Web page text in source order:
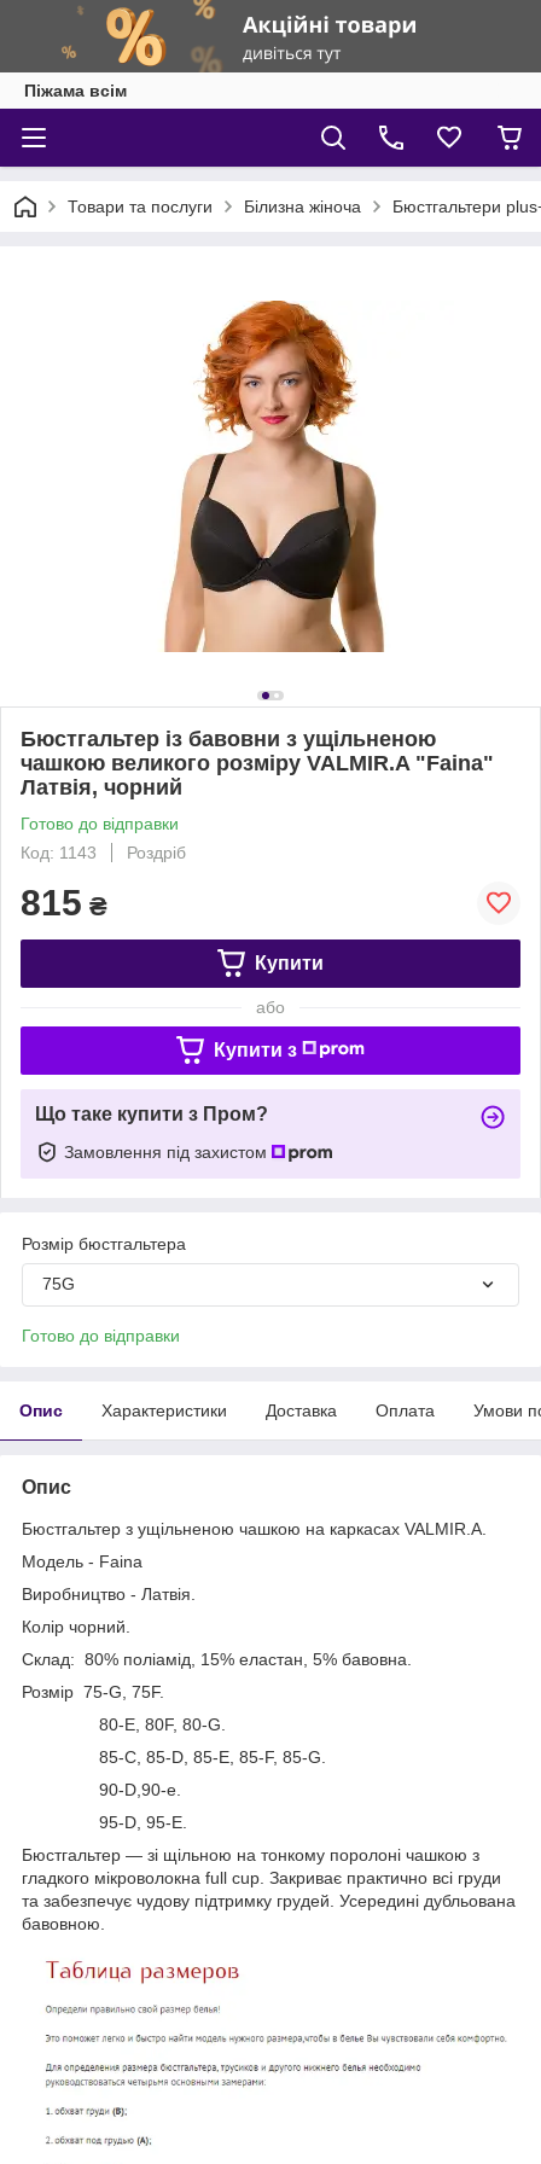
Піжама всім
Товари та послуги Білизна жіноча Бюстгальтери
Бюстгальтер із бавовни з ущільненою
чашкою великого розміру VALMIR.A "Faina"
Латвія, чорний
Готово до відправки
Код: 1143
Роздріб
815 ₴
Купити
або
Купити з
Що таке купити з Пром?
Замовлення під захистом
Розмір бюстгальтера
75G
Готово до відправки
Опис Характеристики Доставка Оплата Умови
Опис
Бюстгальтер з ущільненою чашкою на каркасах VALMIR.A.
Модель - Faina
Виробництво - Латвія.
Колір чорний.
Склад: 80% поліамід, 15% еластан, 5% бавовна.
Розмір 75-G, 75F.
80-E, 80F, 80-G.
85-C, 85-D, 85-E, 85-F, 85-G.
90-D,90-e.
95-D, 95-E.
Бюстгальтер — зі щільною на тонкому поролоні чашкою з
гладкого мікроволокна full cup. Закриває практично всі груди
та забезпечує чудову підтримку грудей. Усередині дубльована
бавовною.